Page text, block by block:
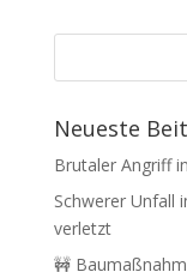
Neueste
Brutaler Angriff
Schwerer Unfall
verletzt
🚧